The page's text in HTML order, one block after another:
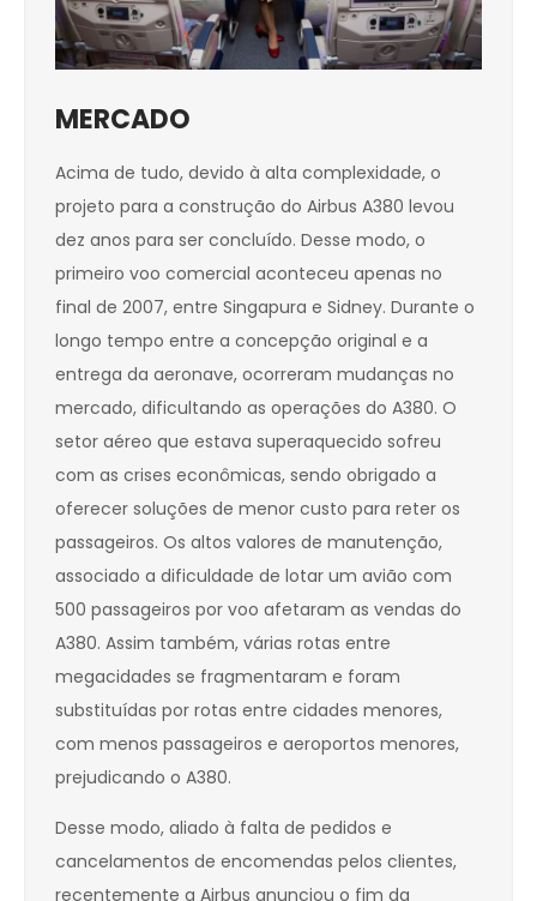
MERCADO
Acima de tudo, devido à alta complexidade, o
projeto para a construção do Airbus A380 levou
dez anos para ser concluído. Desse modo, o
primeiro voo comercial aconteceu apenas no
final de 2007, entre Singapura e Sidney. Durante o
longo tempo entre a concepção original e a
entrega da aeronave, ocorreram mudanças no
mercado, dificultando as operações do A380. O
setor aéreo que estava superaquecido sofreu
com as crises econômicas, sendo obrigado a
oferecer soluções de menor custo para reter os
passageiros. Os altos valores de manutenção,
associado a dificuldade de lotar um avião com
500 passageiros por voo afetaram as vendas do
A380. Assim também, várias rotas entre
megacidades se fragmentaram e foram
substituídas por rotas entre cidades menores,
com menos passageiros e aeroportos menores,
prejudicando o A380.
Desse modo, aliado à falta de pedidos e
cancelamentos de encomendas pelos clientes,
recentemente a Airbus anunciou o fim da